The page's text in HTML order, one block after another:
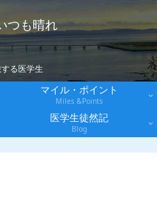
つも晴れ
る医学生
マイル・ポイント
Miles &Points
医学生徒然記
Blog